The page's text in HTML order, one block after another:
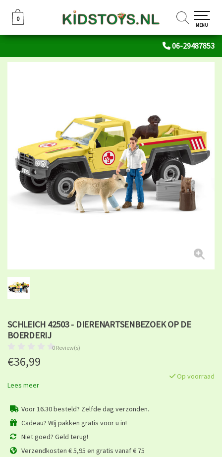
06-29487853
0
0
MENU
SCHLEICH 42503 - DIERENARTSENBEZOEK OP DE
BOERDERIJ
0 Review(s)
€36,99
Op voorraad
Lees meer
Voor 16.30 besteld? Zelfde dag verzonden.
Cadeau? Wij pakken gratis voor u in!
Niet goed? Geld terug!
Verzendkosten € 5,95 en gratis vanaf € 75